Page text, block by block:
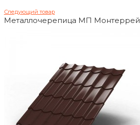
Следующий товар
Металлочерепица МП Монтеррей